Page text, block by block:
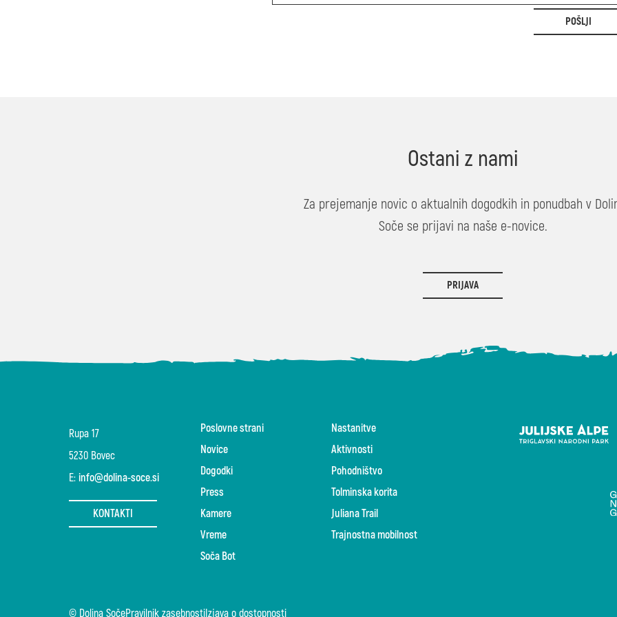
POŠLJI
Ostani z nami
Za prejemanje novic o aktualnih dogodkih in ponudbah v
Soče se prijavi na naše e-novice.
PRIJAVA
Rupa 17
5230 Bovec
E: info@dolina-soce.si
KONTAKTI
Poslovne strani
Novice
Dogodki
Press
Kamere
Vreme
Soča Bot
Nastanitve
Aktivnosti
Pohodništvo
Tolminska korita
Juliana Trail
Trajnostna mobilnost
© Dolina SočePravilnik zasebnosti Izjava o dostopnosti